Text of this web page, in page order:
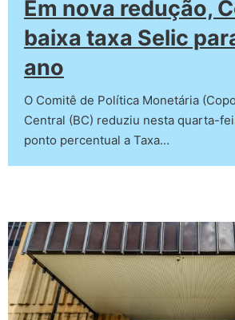
Em nova redução,
baixa taxa Selic
ano
O Comitê de Política Monetária
Central (BC) reduziu nesta quarta-
ponto percentual a Taxa…